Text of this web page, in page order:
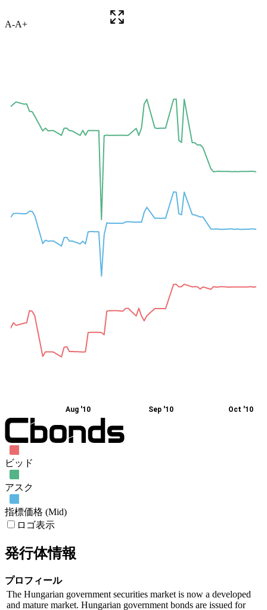
A-A+
Aug '10 Sep '10 Oct '10
ビッド
アスク
指標価格 (Mid)
ロゴ表示
発行体情報
プロフィール
The Hungarian government securities market is now a developed
and mature market. Hungarian government bonds are issued for